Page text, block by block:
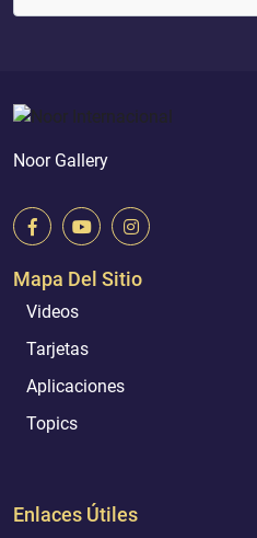
Noor Gallery
Mapa Del Sitio
Videos
Tarjetas
Aplicaciones
Topics
Enlaces Útiles